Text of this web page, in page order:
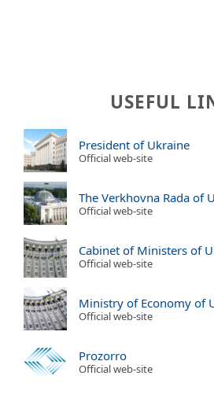
USEFUL
President of Ukraine
Official web-site
The Verkhovna Rada of
Official web-site
Cabinet of Ministers of
Official web-site
Ministry of Economy of
Official web-site
Prozorro
Official web-site